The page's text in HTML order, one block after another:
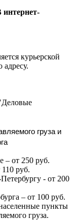
интернет-
курьерской
груза и
– от 250 руб.
руб.
- от 200
– от 100 руб.
пункты
груза.